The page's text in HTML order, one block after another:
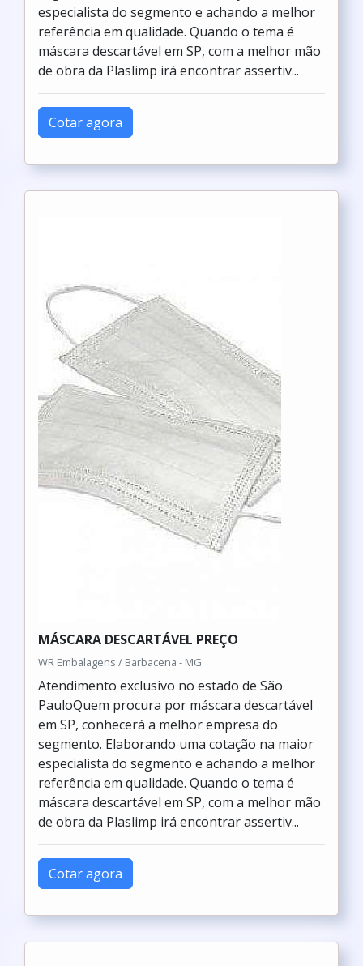
especialista do segmento e achando a melhor
referência em qualidade. Quando o tema é
máscara descartável em SP, com a melhor mão
de obra da Plaslimp irá encontrar assertiv...
Cotar agora
MÁSCARA DESCARTÁVEL PREÇO
WR Embalagens / Barbacena - MG
Atendimento exclusivo no estado de São
PauloQuem procura por máscara descartável
em SP, conhecerá a melhor empresa do
segmento. Elaborando uma cotação na maior
especialista do segmento e achando a melhor
referência em qualidade. Quando o tema é
máscara descartável em SP, com a melhor mão
de obra da Plaslimp irá encontrar assertiv...
Cotar agora